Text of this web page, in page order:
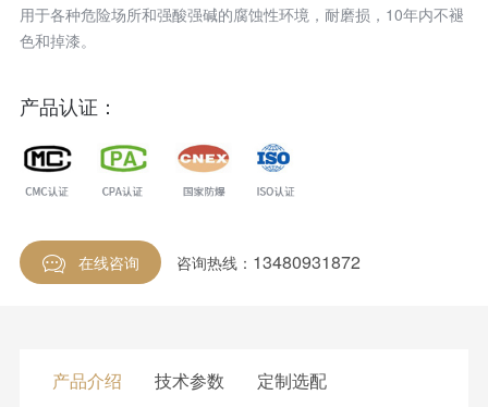
用于各种危险场所和强酸强碱的腐蚀性环境，耐磨损，10年内不褪
色和掉漆。
产品认证：
在线咨询 咨询热线： 13480931872
产品介绍 技术参数 定制选配